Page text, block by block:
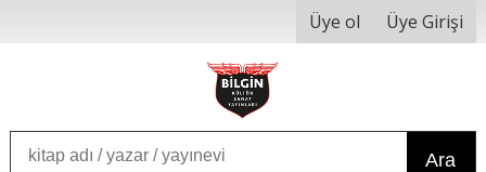
Üye ol Üye Girişi
Ara